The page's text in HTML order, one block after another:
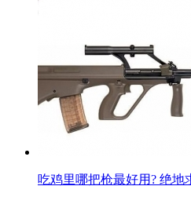
吃鸡里哪把枪最好用? 绝地